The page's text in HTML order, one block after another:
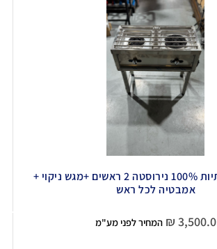
כיריים תעשייתיות 100% נירוסטה 2 ראשים +מגש ניקוי +
אמבטיה לכל ראש
₪ 3,500.0 המחיר לפני מע"מ